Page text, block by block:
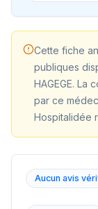
Cette fiche
publiques
HAGEGE. La
par ce
Hospitalidée
Aucun avis